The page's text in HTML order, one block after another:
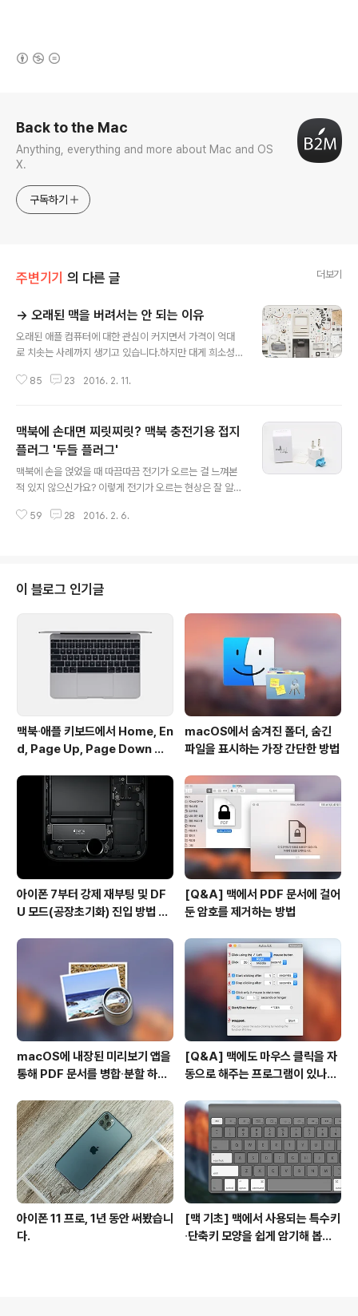
Back to the Mac
Anything, everything and more about Mac and OS
X.
구독하기
주변기기 의 다른 글 더보기
→ 오래된 맥을 버려서는 안 되는 이유
오래된 애플 컴퓨터에 대한 관심이 커지면서 가격이 억대
로 치솟는 사례까지 생기고 있습니다.하지만 대게 희소성
퓨터는 헐값에 거래되거나 폐기처분 되는 경우가 허다하
아이디어를 더해 색다른 인테리어 소품으로 만들어보는 건
어떠십니까? 며칠 전 포스트를 올린 후 호기심이 생겨서 해
외 유저들은 오래되고 고장난 애플 컴퓨터를 어떻게 활용
하고 있는지 알아봤습니다. 화분에서부터 어항, 거울, 수납
수 있었습니다. (다소 유머스러운 사진도 끼어 있습니다.)
85 23 2016. 2. 11.
맥북에 손대면 찌릿찌릿? 맥북 충전기용 접지
플러그 '두들 플러그'
맥북에 손을 얹었을 때 따끔따끔 전기가 오르는 걸 느껴본
적 있지 않으신가요? 이렇게 전기가 오르는 현상은 잘 알려
경우 누설전류가 맥북을 타고 흐르는데, 여기에 손을 갖다
를 사용해 상대적으로 이런 문제에 취약한 편입니다. 물론
집이나 사무실로 들어오는 전기 품질이 다소 들쑥날쑥하기
때문에 어떨 때는 찌릿찌릿하다가도 어떨 때는 잠잠해지기
도 합니다. 사실 맥북 충전기는 누설전류를 잡아 주는 접지
단자가 달려 있습니다. 충전기와 플러그를 분리하면 동그
란 쇠막대가 그 주인공입니다(위 사진..
59 28 2016. 2. 6.
이 블로그 인기글
맥북∙애플 키보드에서 Home, En
d, Page Up, Page Down 키
macOS에서 숨겨진 폴더, 숨긴
파일을 표시하는 가장 간단한 방법
아이폰 7부터 강제 재부팅 및 DF
U 모드(공장초기화) 진입 방법 변
[Q&A] 맥에서 PDF 문서에 걸어
둔 암호를 제거하는 방법
macOS에 내장된 미리보기 앱을
통해 PDF 문서를 병합∙분할 하는
[Q&A] 맥에도 마우스 클릭을 자
동으로 해주는 프로그램이 있나
아이폰 11 프로, 1년 동안 써봤습니
다.
[맥 기초] 맥에서 사용되는 특수키
∙단축키 모양을 쉽게 암기해 봅시